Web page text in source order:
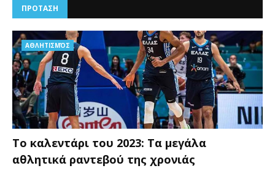
ΠΡΟΤΑΣΗ
AΘΛΗΤΙΣΜΌΣ
Το καλεντάρι του 2023: Τα μεγάλα
αθλητικά ραντεβού της χρονιάς